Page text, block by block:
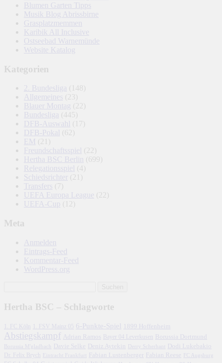
Blumen Garten Tipps
Musik Blog Abrissbirne
Grasplatzmemmen
Karibik All Inclusive
Ostseebad Warnemünde
Website Katalog
Kategorien
2. Bundesliga (148)
Allgemeines (23)
Blauer Montag (22)
Bundesliga (445)
DFB-Auswahl
(17)
DFB-Pokal (62)
EM (21)
Freundschaftsspiel (22)
Hertha BSC Berlin
(699)
Relegationsspiel (4)
Schiedsrichter
(21)
Transfers (7)
UEFA Europa League (22)
UEFA-Cup (12)
Meta
Anmelden
Eintrags-Feed
Kommentar-Feed
WordPress.org
Hertha BSC – Schlagworte
1. FC Köln 1. FSV Mainz 05 6-Punkte-Spiel 1899 Hoffenheim
Abstiegskampf Adrian Ramos Bayer 04 Leverkusen Borussia Dortmund
Borussia M'gladbach Davie Selke Deniz Aytekin Derry Scherhant
Dodi Lukebakio
Dr. Felix Brych
Fabian Lustenberger Fabian Reese